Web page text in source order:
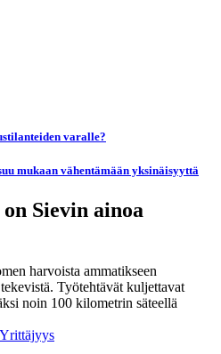
varalle?
mukaan vähentämään yksinäisyyttä
Sievin ainoa
harvoista ammatikseen
Työtehtävät kuljettavat
noin 100 kilometrin säteellä
Yrittäjyys